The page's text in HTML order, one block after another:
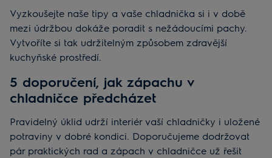
Vyzkoušejte naše tipy a vaše chladnička si i v době
mezi údržbou dokáže poradit s nežádoucími pachy.
Vytvoříte si tak udržitelným způsobem zdravější
kuchyňské prostředí.
5 doporučení, jak zápachu v
chladničce předcházet
Pravidelný úklid udrží interiér vaší chladničky i uložené
potraviny v dobré kondici. Doporučujeme dodržovat
pár praktických rad a zápach v chladničce už řešit